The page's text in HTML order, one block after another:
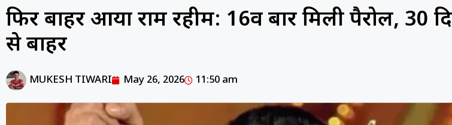
फिर बाहर आया राम रहीम: 16वीं बार मिली पैरोल, 30
से बाहर
MUKESH TIWARI May 26, 2026 11:50 am